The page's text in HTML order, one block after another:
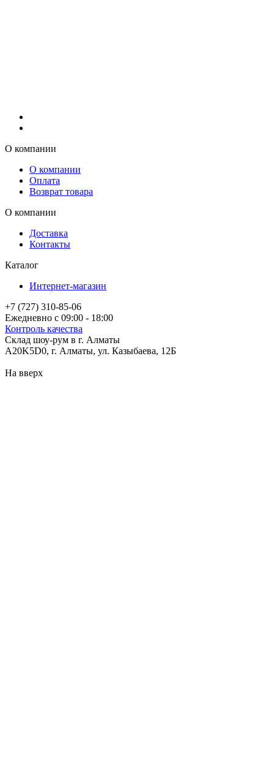
О компании
О компании
Оплата
Возврат товара
О компании
Доставка
Контакты
Каталог
Интернет-магазин
+7 (727) 310-85-06
Ежедневно с 09:00 - 18:00
Контроль качества
Склад шоу-рум в г. Алматы
A20K5D0, г. Алматы, ул. Казыбаева, 12Б
На вверх